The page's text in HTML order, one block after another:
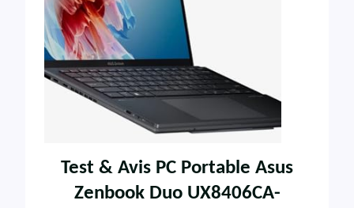
Test & Avis PC Portable Asus
Zenbook Duo UX8406CA-